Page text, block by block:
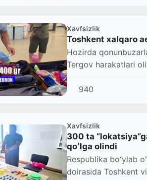
Xavfsizlik
Toshkent xalqaro
Hozirda
Tergov harakatlari
940
Xavfsizlik
300 ta
qoʻlga olindi
Respublika boʻylab
doirasida Toshkent